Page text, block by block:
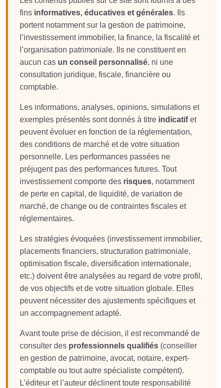
fins informatives, éducatives et générales. Ils
portent notamment sur la gestion de patrimoine,
l’investissement immobilier, la finance, la fiscalité et
l’organisation patrimoniale. Ils ne constituent en
aucun cas un conseil personnalisé, ni une
consultation juridique, fiscale, financière ou
comptable.
Les informations, analyses, opinions, simulations et
exemples présentés sont donnés à titre indicatifet
peuvent évoluer en fonction de la réglementation,
des conditions de marché et de votre situation
personnelle. Les performances passées ne
préjugent pas des performances futures. Tout
investissement comporte des risques, notamment
de perte en capital, de liquidité, de variation de
marché, de change ou de contraintes fiscales et
réglementaires.
Les stratégies évoquées (investissement immobilier,
placements financiers, structuration patrimoniale,
optimisation fiscale, diversification internationale,
etc.) doivent être analysées au regard de votre profil,
de vos objectifs et de votre situation globale. Elles
peuvent nécessiter des ajustements spécifiques et
un accompagnement adapté.
Avant toute prise de décision, il est recommandé de
consulter des professionnels qualifiés (conseiller
en gestion de patrimoine, avocat, notaire, expert-
comptable ou tout autre spécialiste compétent).
L’éditeur et l’auteur déclinent toute responsabilité